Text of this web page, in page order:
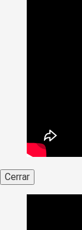
Cerrar